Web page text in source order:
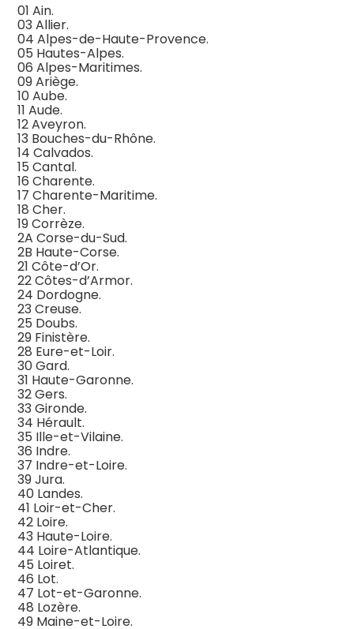
01 Ain.
03 Allier.
04 Alpes-de-Haute-Provence.
05 Hautes-Alpes.
06 Alpes-Maritimes.
09 Ariège.
10 Aube.
11 Aude.
12 Aveyron.
13 Bouches-du-Rhône.
14 Calvados.
15 Cantal.
16 Charente.
17 Charente-Maritime.
18 Cher.
19 Corrèze.
2A Corse-du-Sud.
2B Haute-Corse.
21 Côte-d’Or.
22 Côtes-d’Armor.
24 Dordogne.
23 Creuse.
25 Doubs.
29 Finistère.
28 Eure-et-Loir.
30 Gard.
31 Haute-Garonne.
32 Gers.
33 Gironde.
34 Hérault.
35 Ille-et-Vilaine.
36 Indre.
37 Indre-et-Loire.
39 Jura.
40 Landes.
41 Loir-et-Cher.
42 Loire.
43 Haute-Loire.
44 Loire-Atlantique.
45 Loiret.
46 Lot.
47 Lot-et-Garonne.
48 Lozère.
49 Maine-et-Loire.